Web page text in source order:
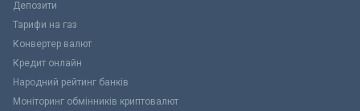
Депозити
Тарифи на газ
Конвертер валют
Кредит онлайн
Народний рейтинг банків
Моніторинг обмінників криптовалют